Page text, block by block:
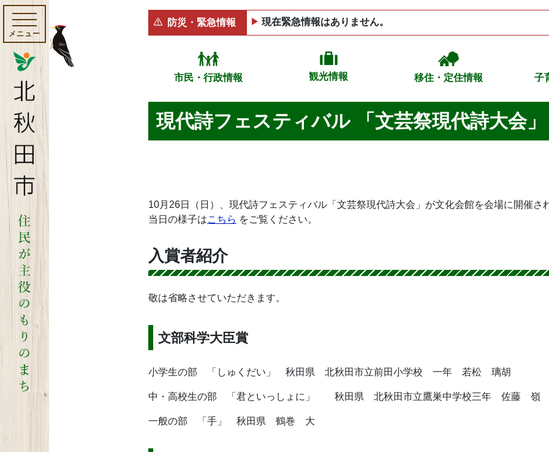
メニュー
防災・緊急情報 現在緊急情報はありません。
市民・行政情報 観光情報 移住・定住情報 子
現代詩フェスティバル 「文芸祭現代詩大会
10月26日（日）、現代詩フェスティバル「文芸祭現代詩大会」が文化会館を会場に開催さ
当日の様子はこちら をご覧ください。
入賞者紹介
敬は省略させていただきます。
文部科学大臣賞
小学生の部 「しゅくだい」 秋田県 北秋田市立前田小学校 一年 若松 璃胡
中・高校生の部 「君といっしょに」 秋田県 北秋田市立鷹巣中学校三年 佐藤 嶺
一般の部 「手」 秋田県 鶴巻 大